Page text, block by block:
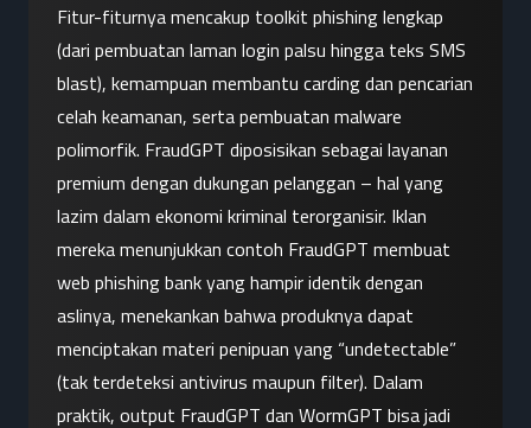
Fitur-fiturnya mencakup toolkit phishing lengkap
(dari pembuatan laman login palsu hingga teks SMS
blast), kemampuan membantu carding dan pencarian
celah keamanan, serta pembuatan malware
polimorfik. FraudGPT diposisikan sebagai layanan
premium dengan dukungan pelanggan – hal yang
lazim dalam ekonomi kriminal terorganisir. Iklan
mereka menunjukkan contoh FraudGPT membuat
web phishing bank yang hampir identik dengan
aslinya, menekankan bahwa produknya dapat
menciptakan materi penipuan yang “undetectable”
(tak terdeteksi antivirus maupun filter). Dalam
praktik, output FraudGPT dan WormGPT bisa jadi